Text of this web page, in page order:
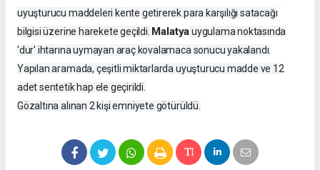
uyuşturucu maddeleri kente getirerek para karşılığı satacağı
bilgisi üzerine harekete geçildi. Malatyauygulama noktasında
'dur' ihtarına uymayan araç kovalamaca sonucu yakalandı.
Yapılan aramada, çeşitli miktarlarda uyuşturucu madde ve 12
adet sentetik hap ele geçirildi.
Gözaltına alınan 2 kişi emniyete götürüldü.